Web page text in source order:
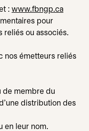
: www.fbngp.ca
pour
reliés ou associés.
nos émetteurs reliés
de membre du
distribution des
en leur nom.